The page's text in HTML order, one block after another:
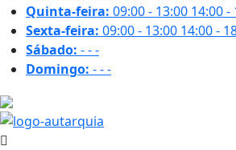
Quinta-feira: 09:00 - 13:00 14:00 -
Sexta-feira: 09:00 - 13:00 14:00 -
Sábado: ---
Domingo: ---